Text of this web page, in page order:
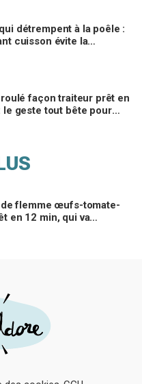
détrempent à la poêle :
cuisson évite la
façon traiteur prêt en
le geste tout bête pour
flemme œufs-tomate-
en 12 min, qui va